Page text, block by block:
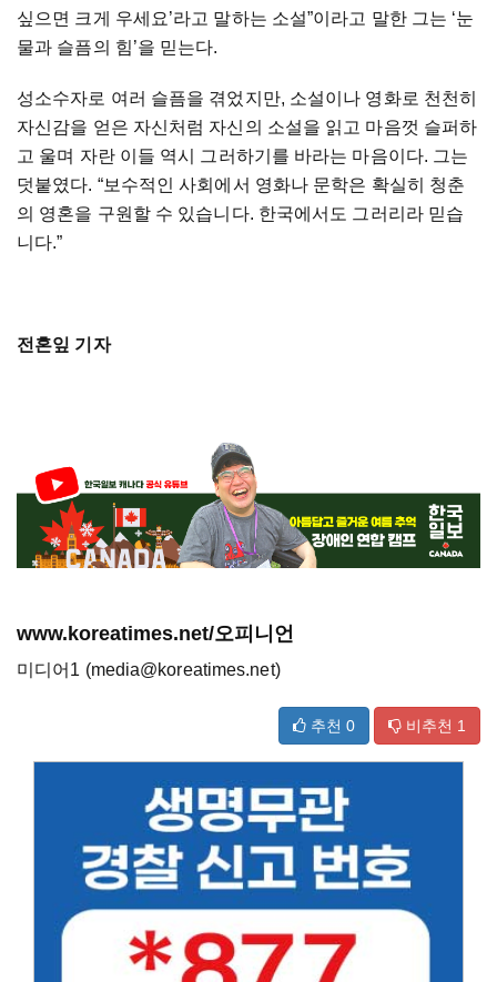
싶으면 크게 우세요’라고 말하는 소설”이라고 말한 그는 ‘눈
물과 슬픔의 힘’을 믿는다.
성소수자로 여러 슬픔을 겪었지만, 소설이나 영화로 천천히
자신감을 얻은 자신처럼 자신의 소설을 읽고 마음껏 슬퍼하
고 울며 자란 이들 역시 그러하기를 바라는 마음이다. 그는
덧붙였다. “보수적인 사회에서 영화나 문학은 확실히 청춘
의 영혼을 구원할 수 있습니다. 한국에서도 그러리라 믿습
니다.”
전혼잎 기자
www.koreatimes.net/오피니언
미디어1 (media@koreatimes.net)
추천 0 비추천 1